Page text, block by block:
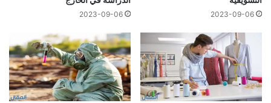
2023-09-06
2023-09-06